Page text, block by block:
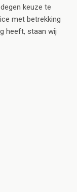
keuze te
met betrekking
heeft, staan wij